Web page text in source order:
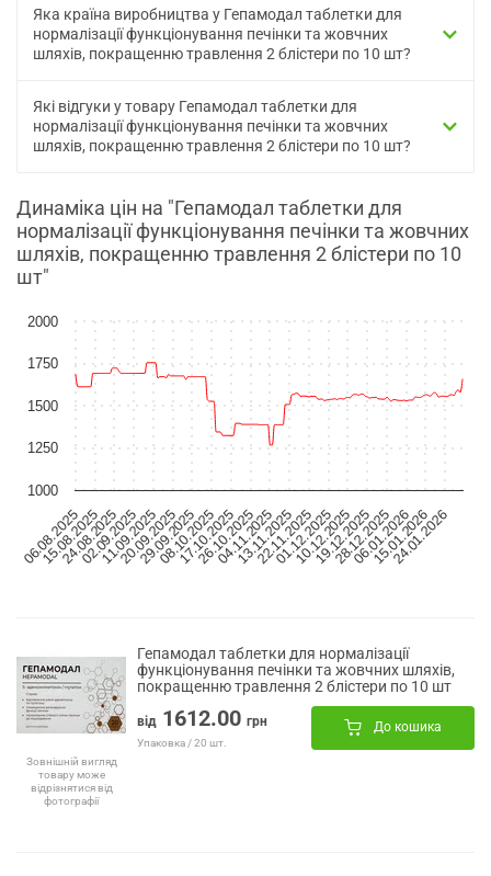
Яка країна виробництва у Гепамодал таблетки для
нормалізації функціонування печінки та жовчних
шляхів, покращенню травлення 2 блістери по 10 шт?
Які відгуки у товару Гепамодал таблетки для
нормалізації функціонування печінки та жовчних
шляхів, покращенню травлення 2 блістери по 10 шт?
Динаміка цін на "Гепамодал таблетки для
нормалізації функціонування печінки та жовчних
шляхів, покращенню травлення 2 блістери по 10
шт"
06.08.2025 04.11.2025
15.08.2025
24.08.2025
02.09.2025
11.09.2025
20.09.2025
29.09.2025
08.10.2025
17.10.2025
26.10.202513.11.2025
22.11.2025
01.12.2025
10.12.2025
19.12.2025
28.12.2025
06.01.2026
15.01.2026
24.01.2026
1000
1250
1500
1750
2000
Зовнішній вигляд
товару може
відрізнятися від
фотографії
Гепамодал таблетки для нормалізації
функціонування печінки та жовчних шляхів,
покращенню травлення 2 блістери по 10 шт
від 1612.00 грн
Упаковка / 20 шт.
До кошика